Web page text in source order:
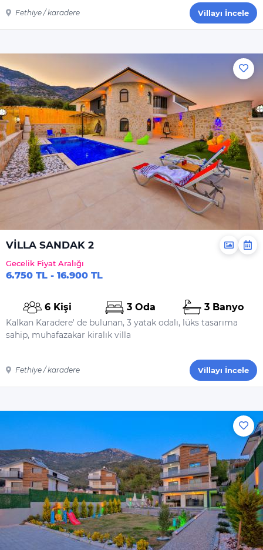
Fethiye / karadere Villayı İncele
VİLLA SANDAK 2
Gecelik Fiyat Aralığı
6.750 TL - 16.900 TL
6 Kişi 3 Oda 3 Banyo
Kalkan Karadere' de bulunan, 3 yatak odalı, lüks tasarıma
sahip, muhafazakar kiralık villa
Fethiye / karadere Villayı İncele